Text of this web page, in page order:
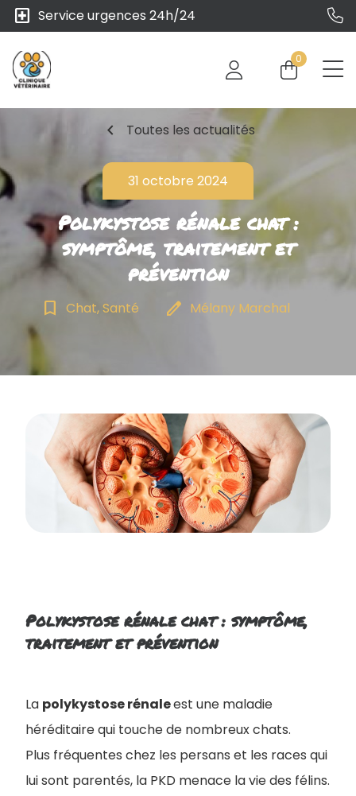
local_hospital Service urgences 24h/24
0
chevron_left Toutes les actualités
31 octobre 2024
Polykystose rénale chat :
symptôme, traitement et
prévention
bookmark_border Chat, Santé edit Mélany Marchal
Polykystose rénale chat : symptôme,
traitement et prévention
La polykystose rénaleest une maladie
héréditaire qui touche de nombreux chats.
Plus fréquentes chez les persans et les races qui
lui sont parentés, la PKD menace la vie des félins.